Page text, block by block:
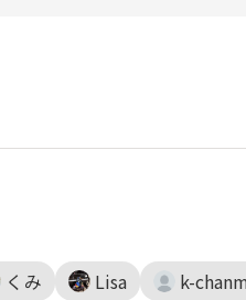
くみ Lisa
k-